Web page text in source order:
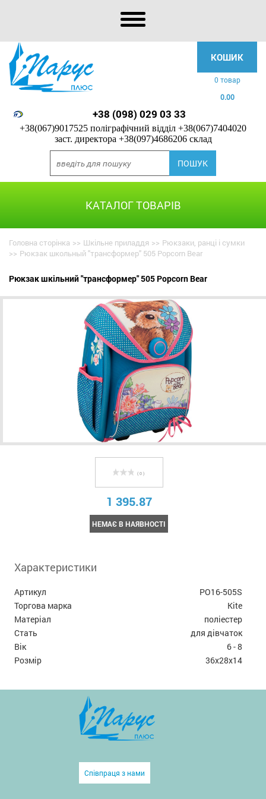
КОШИК
0 товар
0.00
+38 (098) 029 03 33
+38(067)9017525 поліграфічний відділ +38(067)7404020
заст. директора +38(097)4686206 склад
КАТАЛОГ ТОВАРІВ
Головна сторінка >> Шкільне приладдя >> Рюкзаки, ранці і сумки
>> Рюкзак школьный "трансформер" 505 Popcorn Bear
Рюкзак шкільний "трансформер" 505 Popcorn Bear
( 0 )
1 395.87
НЕМАЄ В НАЯВНОСТІ
Характеристики
Артикул
PO16-505S
Торгова марка
Kite
Матеріал
поліестер
Стать
для дівчаток
Вік
6 - 8
Розмір
36x28x14
Співпраця з нами